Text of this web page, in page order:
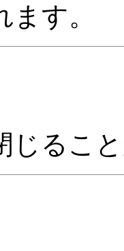
す。
じるこ